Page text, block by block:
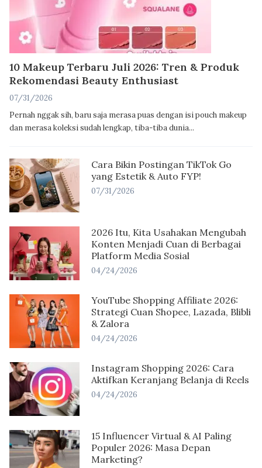
10 Makeup Terbaru Juli 2026: Tren & Produk
Rekomendasi Beauty Enthusiast
07/31/2026
Pernah nggak sih, baru saja merasa puas dengan isi pouch makeup
dan merasa koleksi sudah lengkap, tiba-tiba dunia...
Cara Bikin Postingan TikTok Go
yang Estetik & Auto FYP!
07/31/2026
2026 Itu, Kita Usahakan Mengubah
Konten Menjadi Cuan di Berbagai
Platform Media Sosial
04/24/2026
YouTube Shopping Affiliate 2026:
Strategi Cuan Shopee, Lazada, Blibli
& Zalora
04/24/2026
Instagram Shopping 2026: Cara
Aktifkan Keranjang Belanja di Reels
04/24/2026
15 Influencer Virtual & AI Paling
Populer 2026: Masa Depan
Marketing?